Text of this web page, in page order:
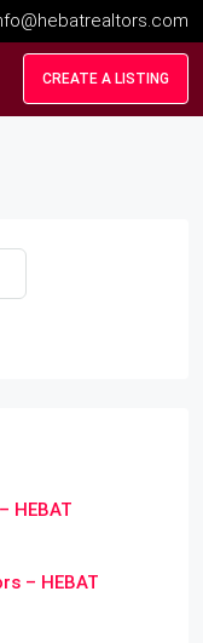
CREATE A LISTING
HEBAT
– HEBAT